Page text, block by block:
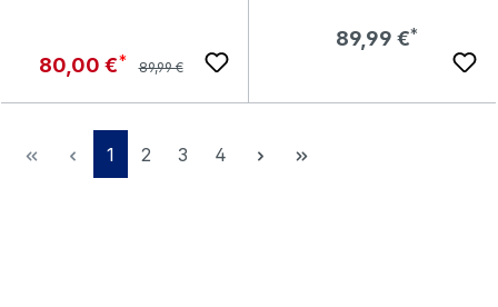
Verkaufspreis:
80,00 € Regulärer Preis:
89,99 €
Regulärer Preis:
89,99 €
Seite
1 Seite
2 Seite
3 Seite
4